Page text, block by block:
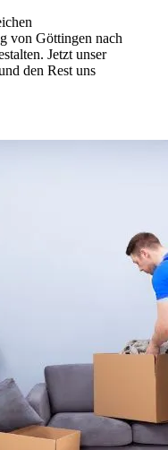
von Göttingen nach
Jetzt unser
den Rest uns